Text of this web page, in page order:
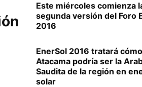
Este miércoles comienza
segunda versión del Foro
2016
EnerSol 2016 tratará cómo
Atacama podría ser la
Saudita de la región en
solar